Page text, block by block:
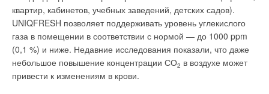
квартир, кабинетов, учебных заведений, детских садов).
UNIQFRESH позволяет поддерживать уровень углекислого
газа в помещении в соответствии с нормой — до 1000 ppm
(0,1 %) и ниже. Недавние исследования показали, что даже
небольшое повышение концентрации СО2 в воздухе может
привести к изменениям в крови.
Ваш E-mail *
Текст комментария
Часто в различных сценариях пожара задымление
помещений таково, что представляет серьезную опасность
даже для того, кто отделен от открытого огня, или когда
место возгорания — несколько этажей.
Этой угрозе противостоят датчики дыма, устанавливаемые в
воздуховодах. Здесь важно понимание операторами зданий